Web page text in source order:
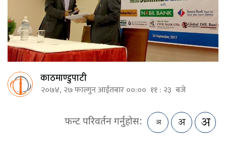
काठमाण्डुपाटी
२०७४, २७ फाल्गुन आईतबार ००:०० ११ : २३ बजे
फन्ट परिवर्तन गर्नुहोस: